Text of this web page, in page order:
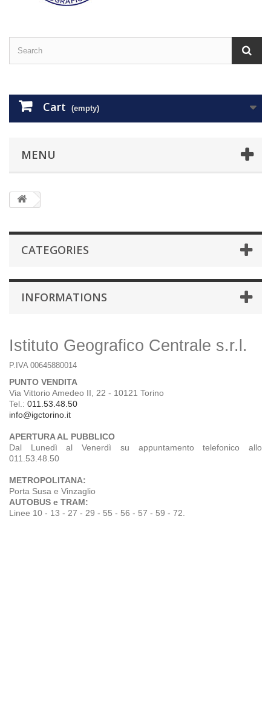
Cart (empty)
MENU
CATEGORIES
INFORMATIONS
Istituto Geografico Centrale s.r.l.
P.IVA 00645880014
PUNTO VENDITA
Via Vittorio Amedeo II, 22 - 10121 Torino
Tel.: 011.53.48.50
info@igctorino.it
APERTURA AL PUBBLICO
Dal Lunedì al Venerdì su appuntamento telefonico allo
011.53.48.50
METROPOLITANA:
Porta Susa e Vinzaglio
AUTOBUS e TRAM:
Linee 10 - 13 - 27 - 29 - 55 - 56 - 57 - 59 - 72.